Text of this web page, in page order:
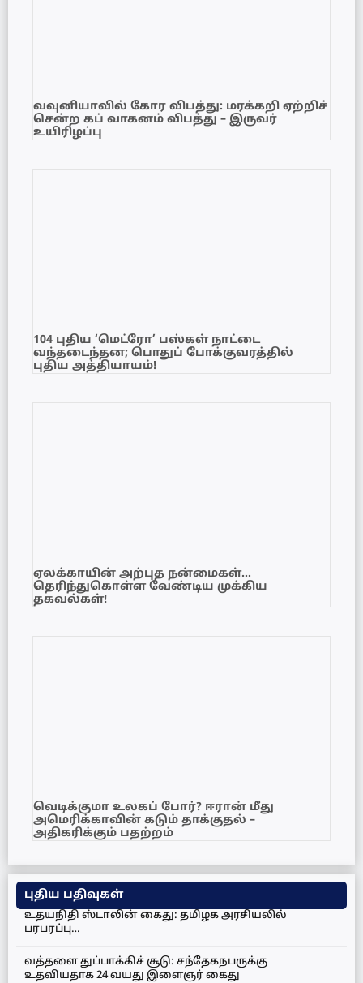
வவுனியாவில் கோர விபத்து: மரக்கறி ஏற்றிச்
சென்ற கப் வாகனம் விபத்து – இருவர்
உயிரிழப்பு
104 புதிய ‘மெட்ரோ’ பஸ்கள் நாட்டை
வந்தடைந்தன; பொதுப் போக்குவரத்தில்
புதிய அத்தியாயம்!
ஏலக்காயின் அற்புத நன்மைகள்…
தெரிந்துகொள்ள வேண்டிய முக்கிய
தகவல்கள்!
வெடிக்குமா உலகப் போர்? ஈரான் மீது
அமெரிக்காவின் கடும் தாக்குதல் –
அதிகரிக்கும் பதற்றம்
புதிய பதிவுகள்
உதயநிதி ஸ்டாலின் கைது: தமிழக அரசியலில்
பரபரப்பு…
வத்தளை துப்பாக்கிச் சூடு: சந்தேகநபருக்கு
உதவியதாக 24 வயது இளைஞர் கைது